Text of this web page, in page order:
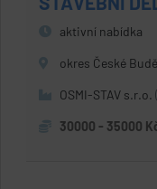
aktivní nabídka
okres České
OSMI-STAV s.r.o.
30000 - 35000